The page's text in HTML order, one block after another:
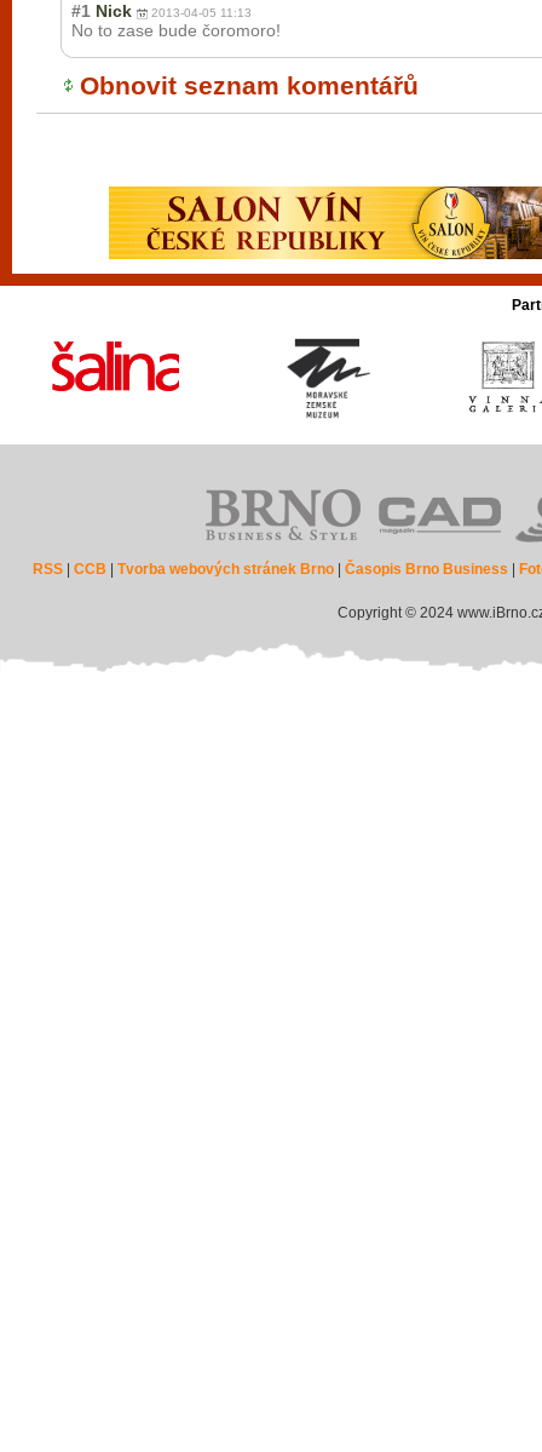
#1 Nick 2013-04-05 11:13
No to zase bude čoromoro!
Obnovit seznam komentářů
RSS |CCB |Tvorba webových stránek Brno |Časopis Brno Business
Copyright © 2024